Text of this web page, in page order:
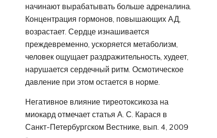
начинают вырабатывать больше адреналина.
Концентрация гормонов, повышающих АД,
возрастает. Сердце изнашивается
преждевременно, ускоряется метаболизм,
человек ощущает раздражительность, худеет,
нарушается сердечный ритм. Осмотическое
давление при этом остается в норме.
Негативное влияние тиреотоксикоза на
миокард отмечает статья А. С. Карася в
Санкт-Петербургском Вестнике, вып. 4, 2009